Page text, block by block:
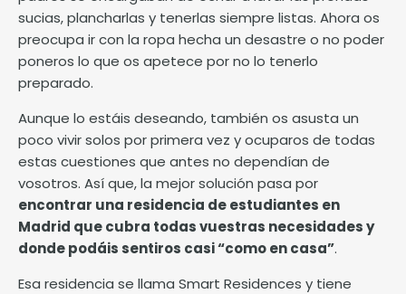
sucias, plancharlas y tenerlas siempre listas. Ahora os
preocupa ir con la ropa hecha un desastre o no poder
poneros lo que os apetece por no lo tenerlo
preparado.
Aunque lo estáis deseando, también os asusta un
poco vivir solos por primera vez y ocuparos de todas
estas cuestiones que antes no dependían de
vosotros. Así que, la mejor solución pasa por
encontrar una residencia de estudiantes en
Madrid que cubra todas vuestras necesidades y
donde podáis sentiros casi “como en casa”.
Esa residencia se llama Smart Residences y tiene